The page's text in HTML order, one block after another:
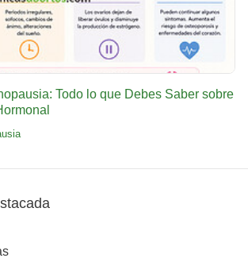
Todo lo que Debes Saber sobre